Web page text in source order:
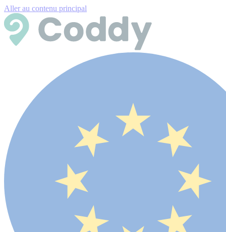
Aller au contenu principal